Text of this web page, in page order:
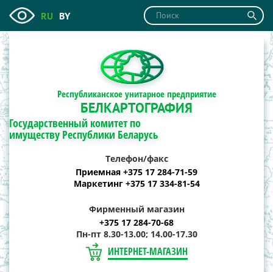
RU BY
Республиканское унитарное предприятие
БЕЛКАРТОГРАФИЯ
Государственный комитет по
имуществу Республики Беларусь
Телефон/факс
Приемная +375 17 284-71-59
Маркетинг +375 17 334-81-54
Фирменный магазин
+375 17 284-70-68
Пн-пт 8.30-13.00; 14.00-17.30
ИНТЕРНЕТ-МАГАЗИН